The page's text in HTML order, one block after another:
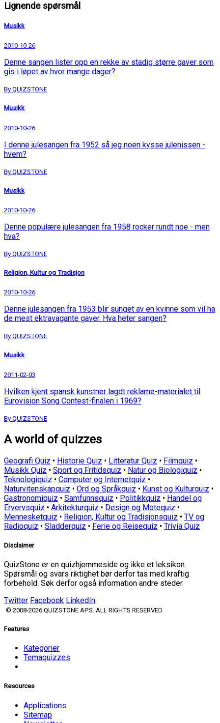
Lignende spørsmål
Musikk
2010-10-26
Denne sangen lister opp en rekke av stadig større gaver som
gis i løpet av hvor mange dager?
By QUIZSTONE
Musikk
2010-10-26
I denne julesangen fra 1952 så jeg noen kysse julenissen -
hvem?
By QUIZSTONE
Musikk
2010-10-26
Denne populære julesangen fra 1958 rocker rundt noe - men
hva?
By QUIZSTONE
Religion, Kultur og Tradisjon
2010-10-26
Denne julesangen fra 1953 blir sunget av en kvinne som vil ha
de mest ektravagante gaver. Hva heter sangen?
By QUIZSTONE
Musikk
2011-02-03
Hvilken kjent spansk kunstner lagdt reklame-materialet til
Eurovision Song Contest-finalen i 1969?
By QUIZSTONE
A world of quizzes
Geografi Quiz • Historie Quiz • Litteratur Quiz • Filmquiz •
Musikk Quiz • Sport og Fritidsquiz • Natur og Biologiquiz •
Teknologiquiz • Computer og Internetquiz •
Naturvitenskapquiz • Ord og Språkquiz • Kunst og Kulturquiz •
Gastronomiquiz • Samfunnsquiz • Politikkquiz • Handel og
Ervervsquiz • Arkitekturquiz • Design og Motequiz •
Mennesketquiz • Religion, Kultur og Tradisjonsquiz • TV og
Radioquiz • Sladderquiz • Ferie og Reisequiz • Trivia Quiz
Disclaimer
QuizStone er en quizhjemmeside og ikke et leksikon.
Spørsmål og svars riktighet bør derfor tas med kraftig
forbehold. Søk derfor også information andre steder.
Twitter Facebook LinkedIn
© 2008-2026 QUIZSTONE APS. ALL RIGHTS RESERVED.
Features
Kategorier
Temaquizzes
Resources
Applications
Sitemap